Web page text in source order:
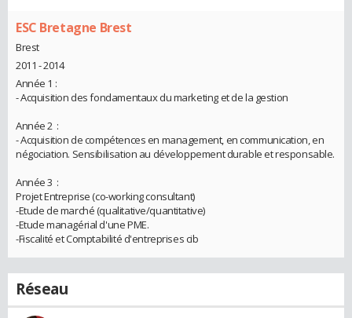
ESC Bretagne Brest
Brest
2011 - 2014
Année 1 :
- Acquisition des fondamentaux du marketing et de la gestion
Année 2 :
- Acquisition de compétences en management, en communication, en
négociation. Sensibilisation au développement durable et responsable.
Année 3 :
Projet Entreprise (co-working consultant)
-Etude de marché (qualitative/quantitative)
-Etude managérial d'une PME.
-Fiscalité et Comptabilité d'entreprises cib
Réseau